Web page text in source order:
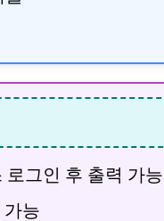
그인 후 출력 가능
가능